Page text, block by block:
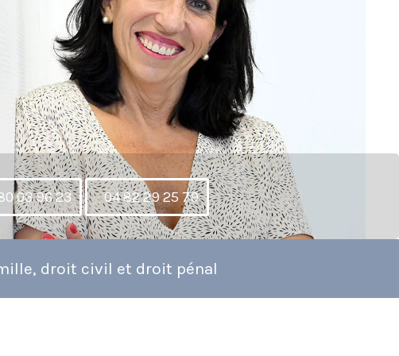
03 96 23 04 82 29 25 79
droit civil et droit pénal